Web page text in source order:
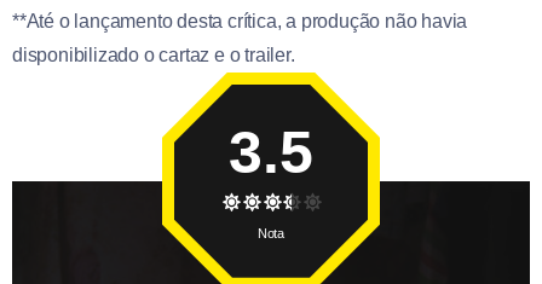
**Até o lançamento desta crítica, a produção não havia
disponibilizado o cartaz e o trailer.
3.5
Nota